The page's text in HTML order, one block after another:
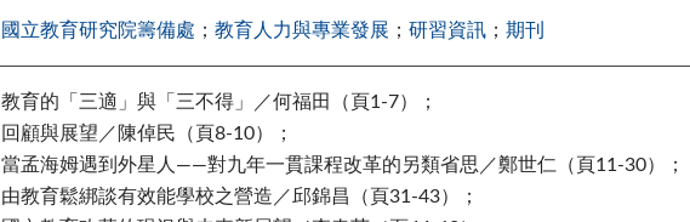
國立教育研究院籌備處 ； 教育人力與專業發展 ； 研習資訊 ； 期刊
教育的「三適」與「三不得」／何福田（頁1-7）；
回顧與展望／陳倬民（頁8-10）；
當孟海姆遇到外星人——對九年一貫課程改革的另類省思／鄭世仁（頁11-30）；
由教育鬆綁談有效能學校之營造／邱錦昌（頁31-43）；